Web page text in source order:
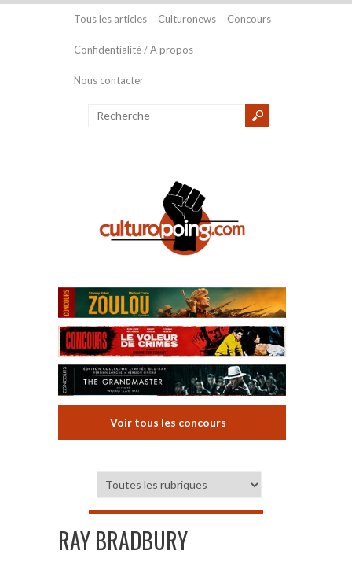
Tous les articles Culturonews Concours
Confidentialité / A propos
Nous contacter
Voir tous les concours
RAY BRADBURY